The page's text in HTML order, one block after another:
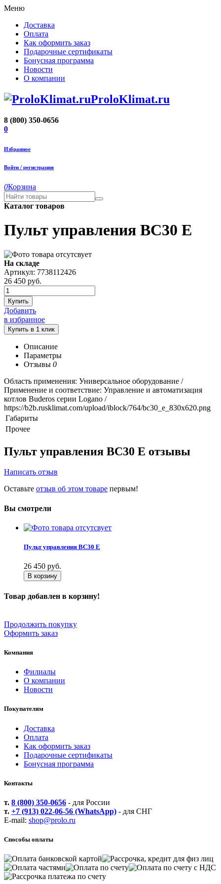
Меню
Доставка
Оплата
Как оформить заказ
Подарочные сертификаты
Бонусная программа
Новости
О компании
ProloKlimat.ru
8 (800) 350-0656
0
Избранное
Войти / регистрация
0Корзина
Каталог товаров
Пульт управления BC30 E
На складе
Артикул: 7738112426
26 450 руб.
Купить
Добавить
в избранное
Описание
Параметры
Отзывы 0
Область применения: Универсальное оборудование /
Применение и соответствие: Управление и автоматизация
котлов Buderos серии Logano /
https://b2b.rusklimat.com/upload/iblock/764/bc30_e_830x620.png
Габариты
Прочее
Пульт управления BC30 E отзывы
Написать отзыв
Оставьте отзыв об этом товаре первым!
Вы смотрели
Пульт управления BC30 E
26 450 руб.
В корзину
Товар добавлен в корзину!
Продолжить покупку
Оформить заказ
Компания
Филиалы
О компании
Новости
Покупателям
Доставка
Оплата
Как оформить заказ
Подарочные сертификаты
Бонусная программа
Контакты
т. 8 (800) 350-0656 - для России
т. +7 (913) 022-06-56 (WhatsApp) - для СНГ
E-mail: shop@prolo.ru
Способы оплаты